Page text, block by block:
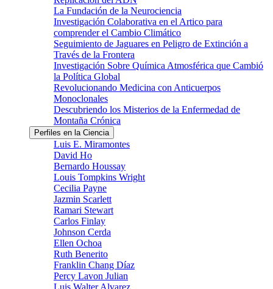
La Fundación de la Neurociencia
Investigación Colaborativa en el Artico para
comprender el Cambio Climático
Seguimiento de Jaguares en Peligro de Extinción a
Través de la Frontera
Investigación Sobre Química Atmosférica que Cambió
la Política Global
Revolucionando Medicina con Anticuerpos
Monoclonales
Descubriendo los Misterios de la Enfermedad de
Montaña Crónica
Perfiles en la Ciencia
Luis E. Miramontes
David Ho
Bernardo Houssay
Louis Tompkins Wright
Cecilia Payne
Jazmin Scarlett
Ramari Stewart
Carlos Finlay
Johnson Cerda
Ellen Ochoa
Ruth Benerito
Franklin Chang Díaz
Percy Lavon Julian
Luis Walter Alvarez